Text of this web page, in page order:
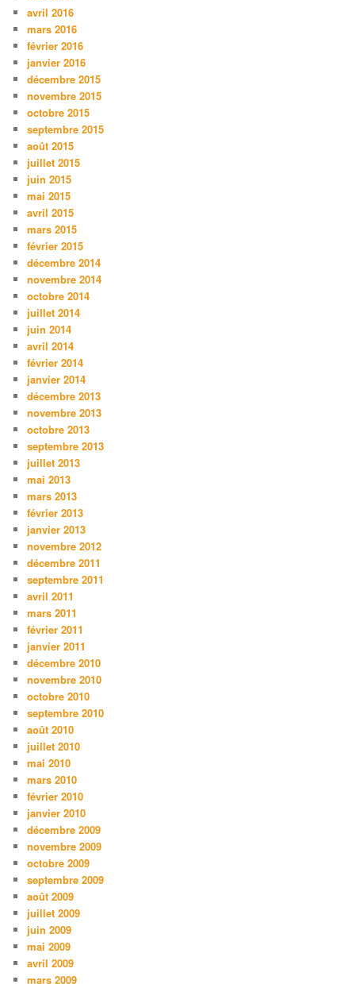
avril 2016
mars 2016
février 2016
janvier 2016
décembre 2015
novembre 2015
octobre 2015
septembre 2015
août 2015
juillet 2015
juin 2015
mai 2015
avril 2015
mars 2015
février 2015
décembre 2014
novembre 2014
octobre 2014
juillet 2014
juin 2014
avril 2014
février 2014
janvier 2014
décembre 2013
novembre 2013
octobre 2013
septembre 2013
juillet 2013
mai 2013
mars 2013
février 2013
janvier 2013
novembre 2012
décembre 2011
septembre 2011
avril 2011
mars 2011
février 2011
janvier 2011
décembre 2010
novembre 2010
octobre 2010
septembre 2010
août 2010
juillet 2010
mai 2010
mars 2010
février 2010
janvier 2010
décembre 2009
novembre 2009
octobre 2009
septembre 2009
août 2009
juillet 2009
juin 2009
mai 2009
avril 2009
mars 2009